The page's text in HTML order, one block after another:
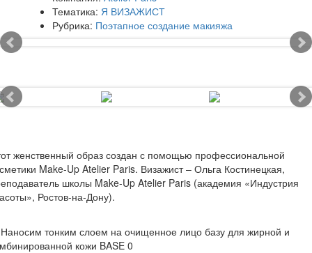
Тематика: Я ВИЗАЖИСТ
Рубрика: Поэтапное создание макияжа
женственный образ создан с помощью профессиональной
Make-Up Atelier Paris. Визажист – Ольга Костинецкая,
школы Make-Up Atelier Paris (академия «Индустрия
Ростов-на-Дону).
тонким слоем на очищенное лицо базу для жирной и
кожи BASE 0